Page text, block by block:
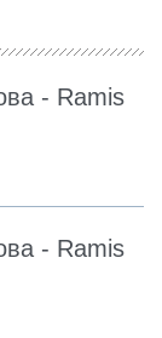
- Ramis
- Ramis